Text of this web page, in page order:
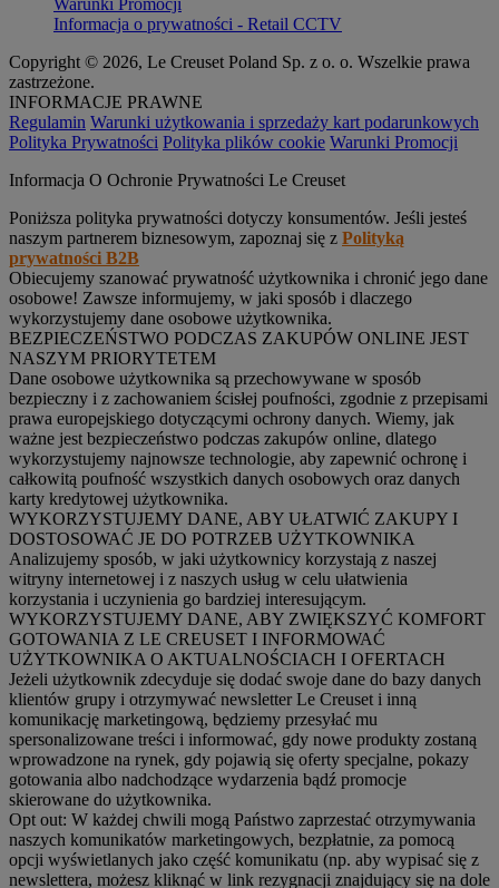
Warunki Promocji
Informacja o prywatności - Retail CCTV
Copyright © 2026, Le Creuset Poland Sp. z o. o. Wszelkie prawa
zastrzeżone.
INFORMACJE PRAWNE
Regulamin Warunki użytkowania i sprzedaży kart podarunkowych
Polityka Prywatności Polityka plików cookie Warunki Promocji
Informacja O Ochronie Prywatności Le Creuset
Poniższa polityka prywatności dotyczy konsumentów. Jeśli jesteś
naszym partnerem biznesowym, zapoznaj się z Polityką
prywatności B2B
Obiecujemy szanować prywatność użytkownika i chronić jego dane
osobowe! Zawsze informujemy, w jaki sposób i dlaczego
wykorzystujemy dane osobowe użytkownika.
BEZPIECZEŃSTWO PODCZAS ZAKUPÓW ONLINE JEST
NASZYM PRIORYTETEM
Dane osobowe użytkownika są przechowywane w sposób
bezpieczny i z zachowaniem ścisłej poufności, zgodnie z przepisami
prawa europejskiego dotyczącymi ochrony danych. Wiemy, jak
ważne jest bezpieczeństwo podczas zakupów online, dlatego
wykorzystujemy najnowsze technologie, aby zapewnić ochronę i
całkowitą poufność wszystkich danych osobowych oraz danych
karty kredytowej użytkownika.
WYKORZYSTUJEMY DANE, ABY UŁATWIĆ ZAKUPY I
DOSTOSOWAĆ JE DO POTRZEB UŻYTKOWNIKA
Analizujemy sposób, w jaki użytkownicy korzystają z naszej
witryny internetowej i z naszych usług w celu ułatwienia
korzystania i uczynienia go bardziej interesującym.
WYKORZYSTUJEMY DANE, ABY ZWIĘKSZYĆ KOMFORT
GOTOWANIA Z LE CREUSET I INFORMOWAĆ
UŻYTKOWNIKA O AKTUALNOŚCIACH I OFERTACH
Jeżeli użytkownik zdecyduje się dodać swoje dane do bazy danych
klientów grupy i otrzymywać newsletter Le Creuset i inną
komunikację marketingową, będziemy przesyłać mu
spersonalizowane treści i informować, gdy nowe produkty zostaną
wprowadzone na rynek, gdy pojawią się oferty specjalne, pokazy
gotowania albo nadchodzące wydarzenia bądź promocje
skierowane do użytkownika.
Opt out: W każdej chwili mogą Państwo zaprzestać otrzymywania
naszych komunikatów marketingowych, bezpłatnie, za pomocą
opcji wyświetlanych jako część komunikatu (np. aby wypisać się z
newslettera, możesz kliknąć w link rezygnacji znajdujący się na dole